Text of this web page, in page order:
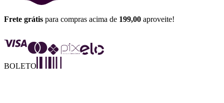
Frete grátis para compras acima de 199,00 aproveite!
BOLETO